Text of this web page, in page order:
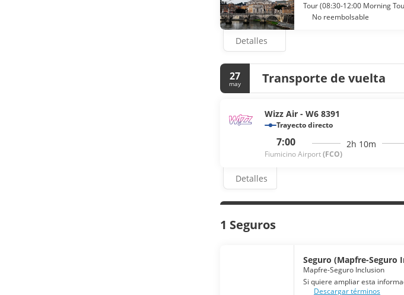
Tendrás check-in exprés, un servicio de
aeropuerto (ida y vuelta) de pago disponible
Tour (08:30-12:00 Morning
No reembolsable
Detalles
27
may Transporte de vuelta
Wizz Air - W6 8391
Trayecto directo
7:00
Fiumicino Airport(FCO)
2h 10m
Detalles
1 Seguros
Seguro (Mapfre-Seguro
Mapfre-Seguro Inclusion
Si quiere ampliar esta
Descargar términos